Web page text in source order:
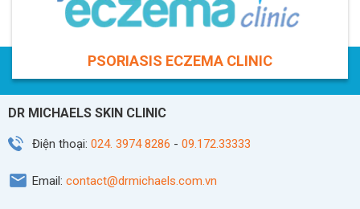
PSORIASIS ECZEMA CLINIC
DR MICHAELS SKIN CLINIC
Điện thoại: 024. 3974 8286 - 09.172.33333
Email: contact@drmichaels.com.vn